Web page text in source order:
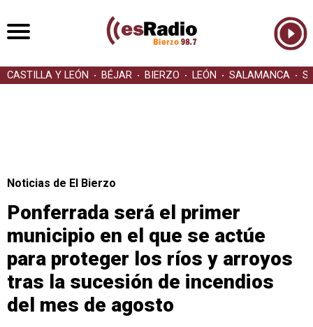
CASTILLA Y LEÓN BÉJAR BIERZO LEÓN SALAMANCA
Noticias de El Bierzo
Ponferrada será el primer
municipio en el que se actúe
para proteger los ríos y arroyos
tras la sucesión de incendios
del mes de agosto